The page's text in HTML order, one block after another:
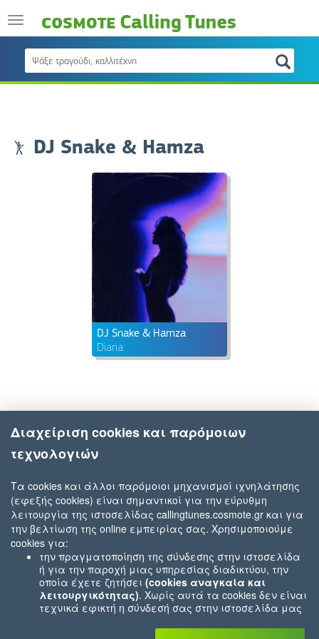
DJ Snake & Hamza
DJ Snake & Hamza
Diana
Διαχείριση cookies και παρόμοιων
τεχνολογιών
Τα cookies και άλλοι παρόμοιοι μηχανισμοί ιχνηλάτησης
(εφεξής cookies) είναι σημαντικοί για την εύρυθμη
λειτουργία της ιστοσελίδας callingtunes.cosmote.gr και για
την βελτίωση της online εμπειρίας σας. Χρησιμοποιούμε
cookies για:
την πραγματοποίηση της σύνδεσης στην ιστοσελίδα
ή για την παροχή μιας υπηρεσίας διαδικτύου, την
οποία έχετε ζητήσει (cookies αναγκαία και
λειτουργικότητας). Χωρίς αυτά τα cookies δεν είναι
τεχνικά εφικτή η σύνδεσή σας στην ιστοσελίδα μας
που εσείς μας ζητήσατε (π.χ.cookies που αφορούν